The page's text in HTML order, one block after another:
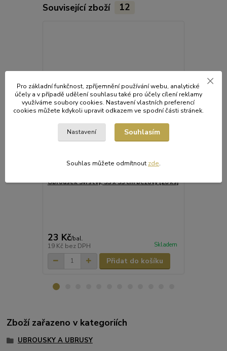
Související zboží 12
Ubrousek 3vrstvý, 33 x 33 cm béžový [20 ks]
23 Kč/bal.
19 Kč bez DPH Skladem
Přidat do košíku
Ubrousek
Zboží zařazeno v kategoriích
UBROUSKY A UBRUSY
Pro základní funkčnost, zpříjemnění používání webu, analytické
účely a v případě udělení souhlasu také pro účely cílení reklamy
využíváme soubory cookies. Nastavení vlastních preferencí
cookies můžete kdykoli upravit odkazem ve spodní části stránek.
Nastavení Souhlasím
Souhlas můžete odmítnout zde.